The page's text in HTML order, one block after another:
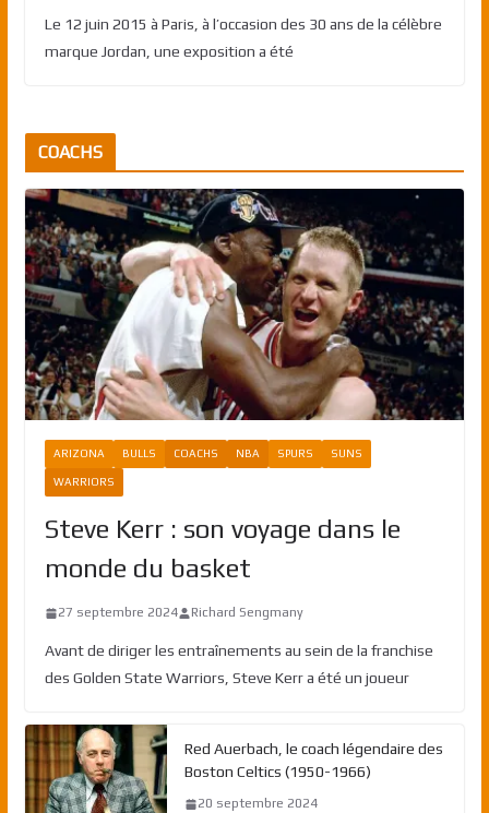
Le 12 juin 2015 à Paris, à l’occasion des 30 ans de la célèbre
marque Jordan, une exposition a été
COACHS
ARIZONA BULLS COACHS NBA SPURS SUNS
WARRIORS
Steve Kerr : son voyage dans le
monde du basket
27 septembre 2024 Richard Sengmany
Avant de diriger les entraînements au sein de la franchise
des Golden State Warriors, Steve Kerr a été un joueur
Red Auerbach, le coach légendaire des
Boston Celtics (1950-1966)
20 septembre 2024